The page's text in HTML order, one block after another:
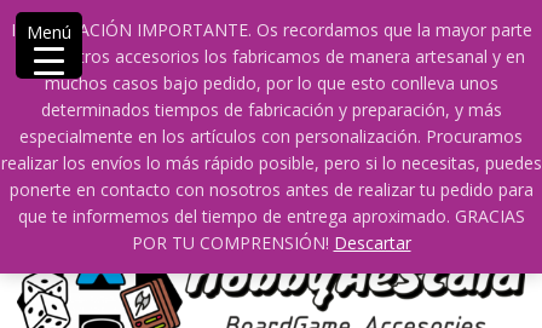
INFORMACIÓN IMPORTANTE. Os recordamos que la mayor parte
de nuestros accesorios los fabricamos de manera artesanal y en
muchos casos bajo pedido, por lo que esto conlleva unos
determinados tiempos de fabricación y preparación, y más
especialmente en los artículos con personalización. Procuramos
realizar los envíos lo más rápido posible, pero si lo necesitas, puedes
ponerte en contacto con nosotros antes de realizar tu pedido para
que te informemos del tiempo de entrega aproximado. GRACIAS
POR TU COMPRENSIÓN! Descartar
Saltar
contenido
609241475 SOLO DE 10:00 a 14:00
info@hobbyaescala.com
San Fernando de Henares
10:00 - 14:00
Mi cuenta
0 0
Menú